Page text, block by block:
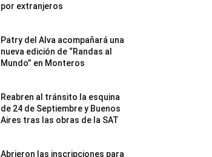
por extranjeros
Patry del Alva acompañará una
nueva edición de “Randas al
Mundo” en Monteros
Reabren al tránsito la esquina
de 24 de Septiembre y Buenos
Aires tras las obras de la SAT
Abrieron las inscripciones para